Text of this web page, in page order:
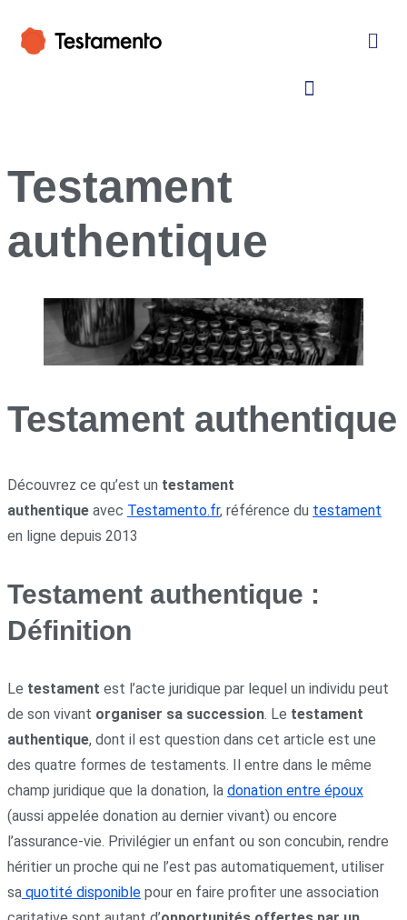
Testament
authentique
Testament authentique
Découvrez ce qu’est un testament
authentique avec Testamento.fr, référence du testament
en ligne depuis 2013
Testament authentique :
Définition
Le testament est l’acte juridique par lequel un individu peut
de son vivant organiser sa succession. Le testament
authentique, dont il est question dans cet article est une
des quatre formes de testaments. Il entre dans le même
champ juridique que la donation, la donation entre époux
(aussi appelée donation au dernier vivant) ou encore
l’assurance-vie. Privilégier un enfant ou son concubin, rendre
héritier un proche qui ne l’est pas automatiquement, utiliser
sa quotité disponible pour en faire profiter une association